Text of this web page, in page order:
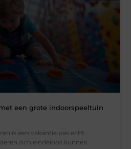
een grote indoorspeeltuin
is een vakantie pas echt
zich eindeloos kunnen